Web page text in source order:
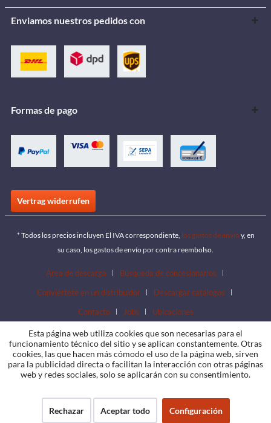
Enviamos nuestros pedidos con
Formas de pago
Vertrag widerrufen
* Todos los precios incluyen El IVA correspondiente, los gastos de envío y, en
su caso, los gastos de envío por contra reembolso.
Área de descarga
Búsqueda de concesionarios
Conviértete en un distribuidor
Descargar catálogos
Contacto
Jobs Ubicaciones
Esta página web utiliza cookies que son necesarias para el
funcionamiento técnico del sitio y se aplican constantemente. Otras
cookies, las que hacen más cómodo el uso de la página web, sirven
para la publicidad directa o facilitan la interacción con otras páginas
web y redes sociales, solo se aplicarán con su consentimiento.
Rechazar Aceptar todo Configuración